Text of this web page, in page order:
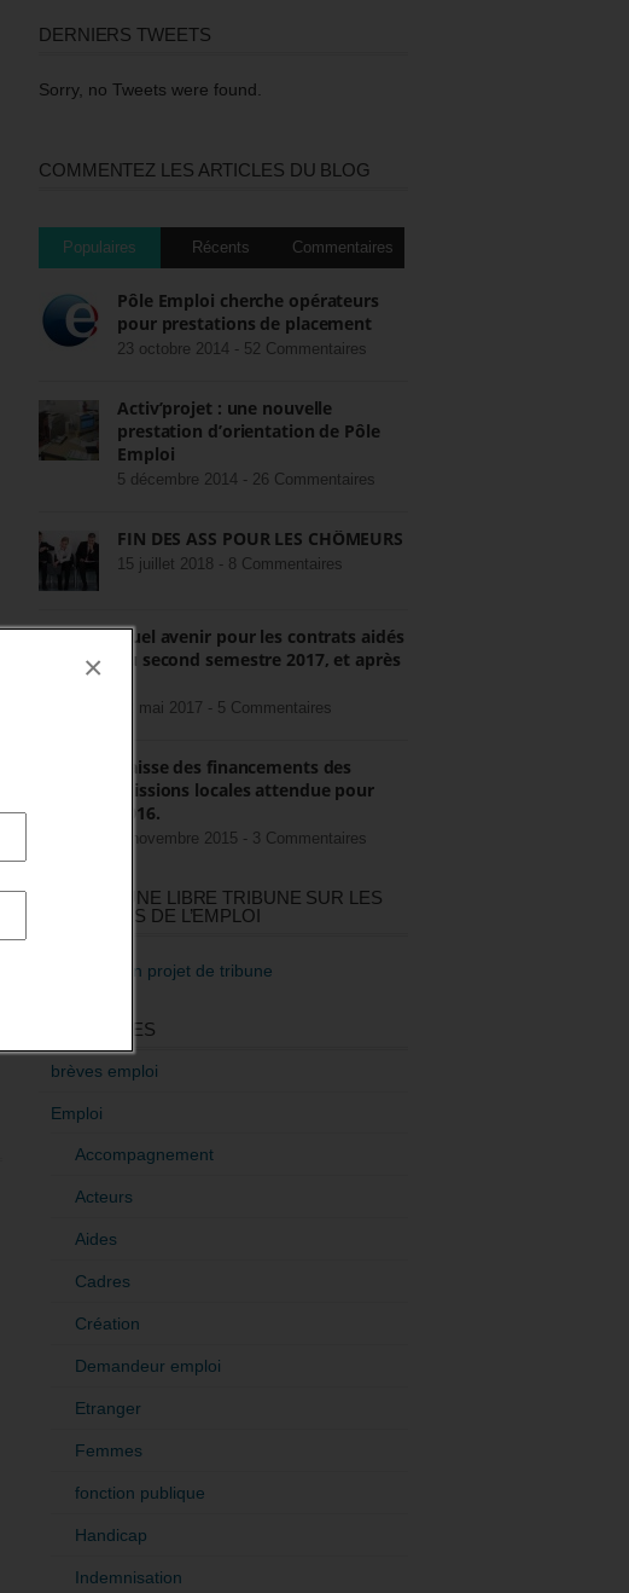
×
DERNIERS TWEETS
Sorry, no Tweets were found.
COMMENTEZ LES ARTICLES DU BLOG
Populaires Récents Commentaires
Pôle Emploi cherche opérateurs
pour prestations de placement
23 octobre 2014 - 52 Commentaires
Activ’projet : une nouvelle
prestation d’orientation de Pôle
Emploi
5 décembre 2014 - 26 Commentaires
FIN DES ASS POUR LES CHÔMEURS
15 juillet 2018 - 8 Commentaires
Quel avenir pour les contrats aidés
au second semestre 2017, et après
22 mai 2017 - 5 Commentaires
Baisse des financements des
missions locales attendue pour
2016.
3 novembre 2015 - 3 Commentaires
RÉDIGEZ UNE LIBRE TRIBUNE SUR LES
POLITIQUES DE L’EMPLOI
>Décrire mon projet de tribune
CATÉGORIES
brèves emploi
Emploi
Accompagnement
Acteurs
Aides
Cadres
Création
Demandeur emploi
Etranger
Femmes
fonction publique
Handicap
Indemnisation